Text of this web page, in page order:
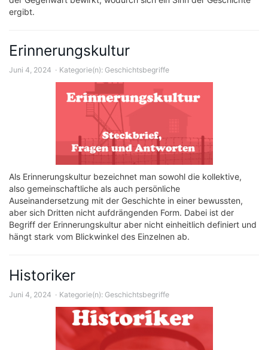
ergibt.
Erinnerungskultur
Juni 4, 2024 Kategorie(n): Geschichtsbegriffe
Als Erinnerungskultur bezeichnet man sowohl die kollektive,
also gemeinschaftliche als auch persönliche
Auseinandersetzung mit der Geschichte in einer bewussten,
aber sich Dritten nicht aufdrängenden Form. Dabei ist der
Begriff der Erinnerungskultur aber nicht einheitlich definiert und
hängt stark vom Blickwinkel des Einzelnen ab.
Historiker
Juni 4, 2024 Kategorie(n): Geschichtsbegriffe